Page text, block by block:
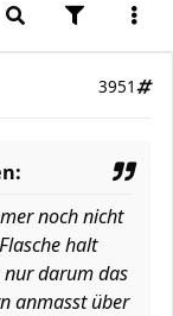
3951
noch nicht
halt
nur darum das
anmasst über